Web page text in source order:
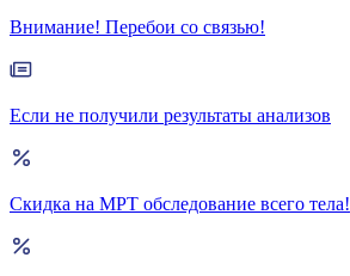
Внимание! Перебои со связью!
Если не получили результаты анализов
Скидка на МРТ обследование всего тела!